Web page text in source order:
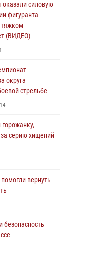
оказали силовую
фигуранта
тяжком
(ВИДЕО)
1
округа
стрельбе
14
серию хищений
вернуть
безопасность